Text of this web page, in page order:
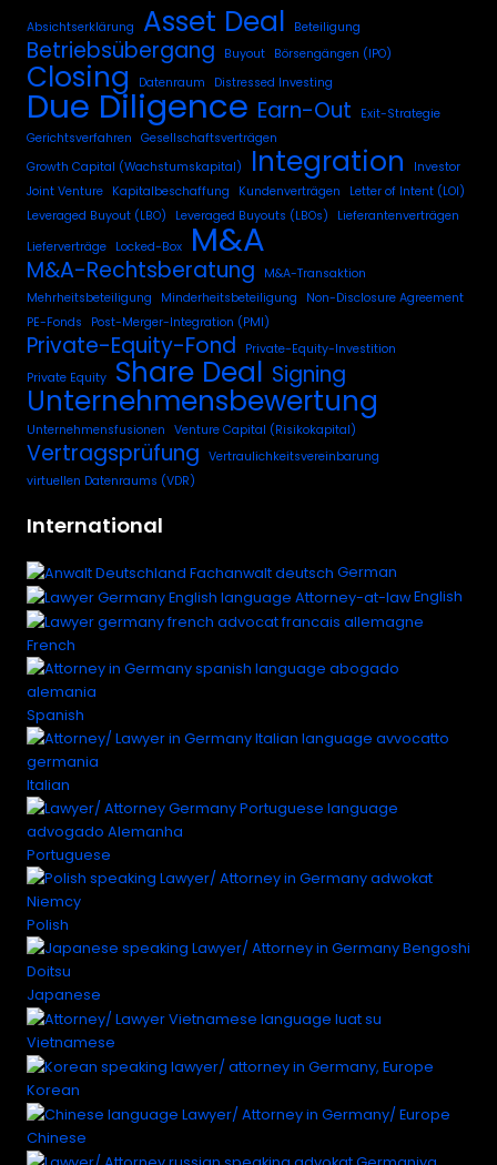
Absichtserklärung Asset Deal Beteiligung
Betriebsübergang Buyout Börsengängen (IPO)
Closing Datenraum Distressed Investing
Due Diligence Earn-Out
Exit-Strategie
Gerichtsverfahren Gesellschaftsverträgen
Growth Capital (Wachstumskapital)
Integration
Investor
Joint Venture Kapitalbeschaffung Kundenverträgen
Letter of Intent (LOI)
Leveraged Buyout (LBO)
Leveraged Buyouts (LBOs)
Lieferantenverträgen
Lieferverträge Locked-Box M&A
M&A-Rechtsberatung
M&A-Transaktion
Mehrheitsbeteiligung
Minderheitsbeteiligung
Non-Disclosure Agreement
PE-Fonds
Post-Merger-Integration (PMI)
Private-Equity-Fond
Private-Equity-Investition
Private Equity Share Deal Signing
Unternehmensbewertung
Unternehmensfusionen Venture Capital (Risikokapital)
Vertragsprüfung Vertraulichkeitsvereinbarung
virtuellen Datenraums (VDR)
International
German
English
French
Spanish
Italian
Portuguese
Polish
Japanese
Vietnamese
Korean
Chinese